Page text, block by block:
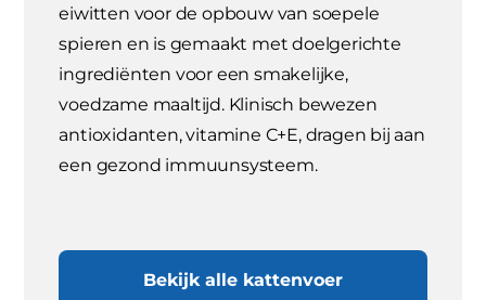
eiwitten voor de opbouw van soepele
spieren en is gemaakt met doelgerichte
ingrediënten voor een smakelijke,
voedzame maaltijd. Klinisch bewezen
antioxidanten, vitamine C+E, dragen bij aan
een gezond immuunsysteem.
Bekijk alle kattenvoer